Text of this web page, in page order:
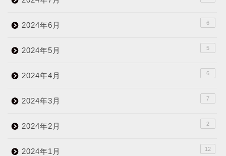
2024年6月 6
2024年5月 5
2024年4月 6
2024年3月 7
2024年2月 2
2024年1月 12